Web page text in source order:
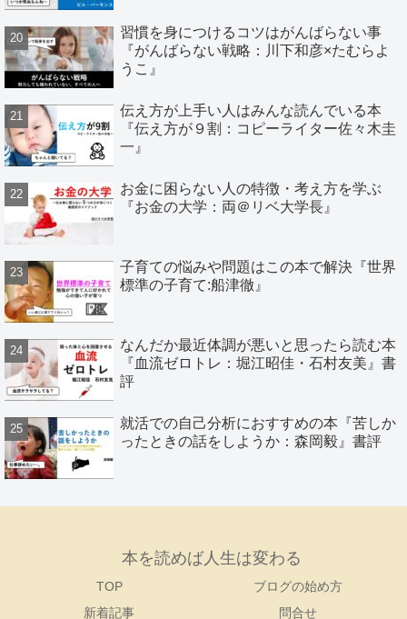
習慣を身につけるコツはがんばらない事
『がんばらない戦略：川下和彦×たむらよ
うこ』
伝え方が上手い人はみんな読んでいる本
『伝え方が９割：コピーライター佐々木圭
一』
お金に困らない人の特徴・考え方を学ぶ
『お金の大学：両＠リベ大学長』
子育ての悩みや問題はこの本で解決『世界
標準の子育て:船津徹』
なんだか最近体調が悪いと思ったら読む本
『血流ゼロトレ：堀江昭佳・石村友美』書
評
就活での自己分析におすすめの本『苦しか
ったときの話をしようか：森岡毅』書評
本を読めば人生は変わる
TOP
ブログの始め方
新着記事
問合せ